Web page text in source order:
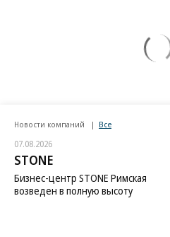
Новости компаний Все
07.08.2026
STONE
Бизнес-центр STONE Римская
возведен в полную высоту